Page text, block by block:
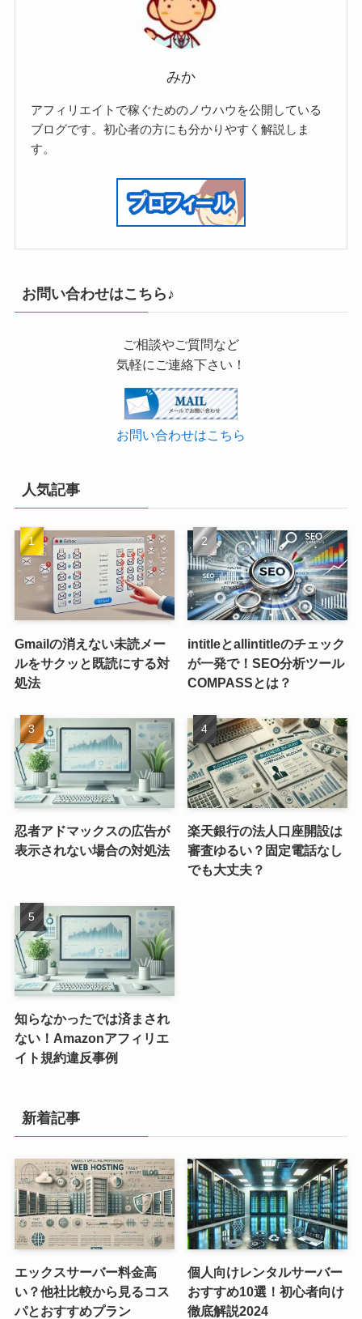
みか
アフィリエイトで稼ぐためのノウハウを公開している
ブログです。初心者の方にも分かりやすく解説しま
す。
お問い合わせはこちら♪
ご相談やご質問など
気軽にご連絡下さい！
お問い合わせはこちら
人気記事
Gmailの消えない未読メー
ルをサクッと既読にする対
処法
intitleとallintitleのチェック
が一発で！SEO分析ツール
COMPASSとは？
忍者アドマックスの広告が
表示されない場合の対処法
楽天銀行の法人口座開設は
審査ゆるい？固定電話なし
でも大丈夫？
知らなかったでは済まされ
ない！Amazonアフィリエ
イト規約違反事例
新着記事
エックスサーバー料金高
い？他社比較から見るコス
パとおすすめプラン
個人向けレンタルサーバー
おすすめ10選！初心者向け
徹底解説2024